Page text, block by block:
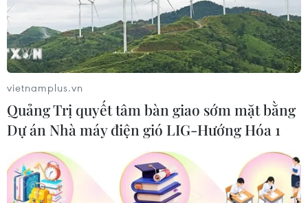
vong vì COVID-19 và số ca mắc mới cũng ở mức cao.
vietnamplus.vn
Quảng Trị quyết tâm bàn giao sớm mặt bằng
Dự án Nhà máy điện gió LIG-Hướng Hóa 1